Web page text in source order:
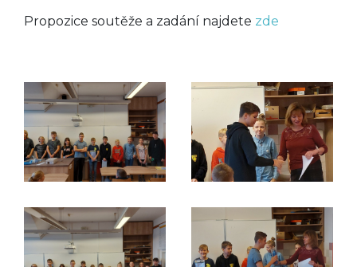
Propozice soutěže a zadání najdete zde